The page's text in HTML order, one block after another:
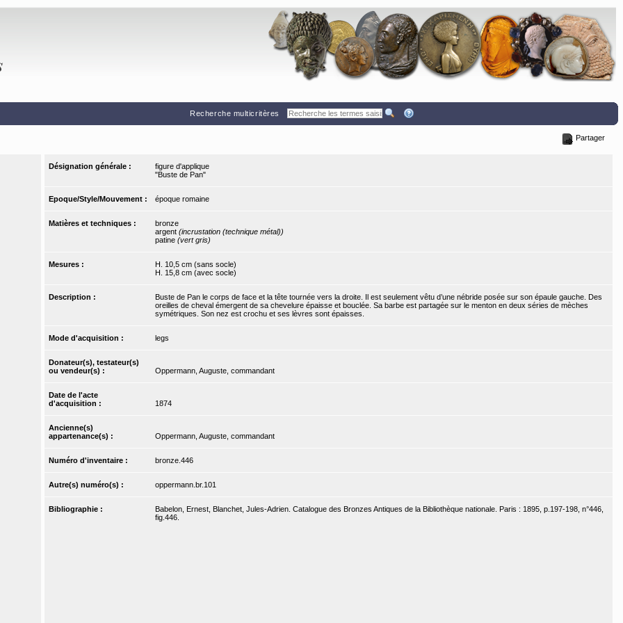
Recherche multicritères
Partager
Désignation générale :
figure d'applique
"Buste de Pan"
Epoque/Style/Mouvement : époque romaine
Matières et techniques :
bronze
argent (incrustation (technique métal))
patine (vert gris)
Mesures :
H. 10,5 cm (sans socle)
H. 15,8 cm (avec socle)
Description :
Buste de Pan le corps de face et la tête tournée vers la droite. Il est seulement vêtu d’une nébride posée sur son épaule gauche. Des
oreilles de cheval émergent de sa chevelure épaisse et bouclée. Sa barbe est partagée sur le menton en deux séries de mèches
symétriques. Son nez est crochu et ses lèvres sont épaisses.
Mode d'acquisition : legs
Donateur(s), testateur(s)
ou vendeur(s) :
Oppermann, Auguste, commandant
Date de l'acte
d'acquisition :
1874
Ancienne(s)
appartenance(s) :
Oppermann, Auguste, commandant
Numéro d'inventaire : bronze.446
Autre(s) numéro(s) : oppermann.br.101
Bibliographie :
Babelon, Ernest, Blanchet, Jules-Adrien. Catalogue des Bronzes Antiques de la Bibliothèque nationale. Paris : 1895, p.197-198, n°446,
fig.446.